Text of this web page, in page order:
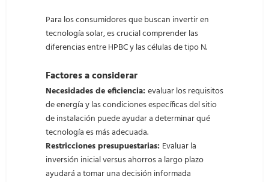
Para los consumidores que buscan invertir en
tecnología solar, es crucial comprender las
diferencias entre HPBC y las células de tipo N.
Factores a considerar
Necesidades de eficiencia: evaluar los requisitos
de energía y las condiciones específicas del sitio
de instalación puede ayudar a determinar qué
tecnología es más adecuada.
Restricciones presupuestarias: Evaluar la
inversión inicial versus ahorros a largo plazo
ayudará a tomar una decisión informada